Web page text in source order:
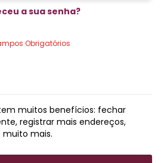
a sua senha?
muitos benefícios: fechar
registrar mais endereços,
mais.